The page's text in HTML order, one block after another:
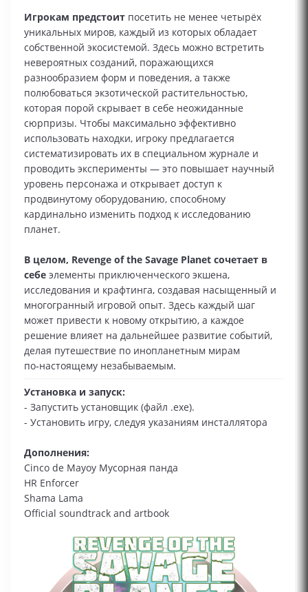
Игрокам предстоит посетить не менее четырёх
уникальных миров, каждый из которых обладает
собственной экосистемой. Здесь можно встретить
невероятных созданий, поражающихся
разнообразием форм и поведения, а также
полюбоваться экзотической растительностью,
которая порой скрывает в себе неожиданные
сюрпризы. Чтобы максимально эффективно
использовать находки, игроку предлагается
систематизировать их в специальном журнале и
проводить эксперименты — это повышает научный
уровень персонажа и открывает доступ к
продвинутому оборудованию, способному
кардинально изменить подход к исследованию
планет.
В целом, Revenge of the Savage Planet сочетает в
себе элементы приключенческого экшена,
исследования и крафтинга, создавая насыщенный и
многогранный игровой опыт. Здесь каждый шаг
может привести к новому открытию, а каждое
решение влияет на дальнейшее развитие событий,
делая путешествие по инопланетным мирам
по‑настоящему незабываемым.
Установка и запуск:
- Запустить установщик (файл .exe).
- Установить игру, следуя указаниям инсталлятора
Дополнения:
Cinco de Mayoy Мусорная панда
HR Enforcer
Shama Lama
Official soundtrack and artbook